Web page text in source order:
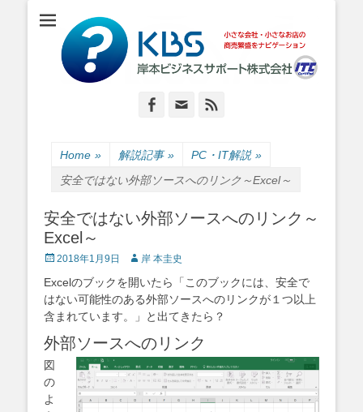
岸本ビジネスサポ
ート株式会社
小さな会社・小さなお店のIT経営をナビゲーション
Facebook
Email
Home » 解説記事 » PC・IT解説 »
安全ではない外部ソースへのリンク～Excel～
安全ではない外部ソースへのリンク～
Excel～
Posted
2018年1月9日 Author
岸 本圭史
Excelのブックを開いたら「このブックには、安全で
はない可能性のある外部ソースへのリンクが１つ以上
含まれています。」と出てきたら？
外部ソースへのリンク
図
の
よ